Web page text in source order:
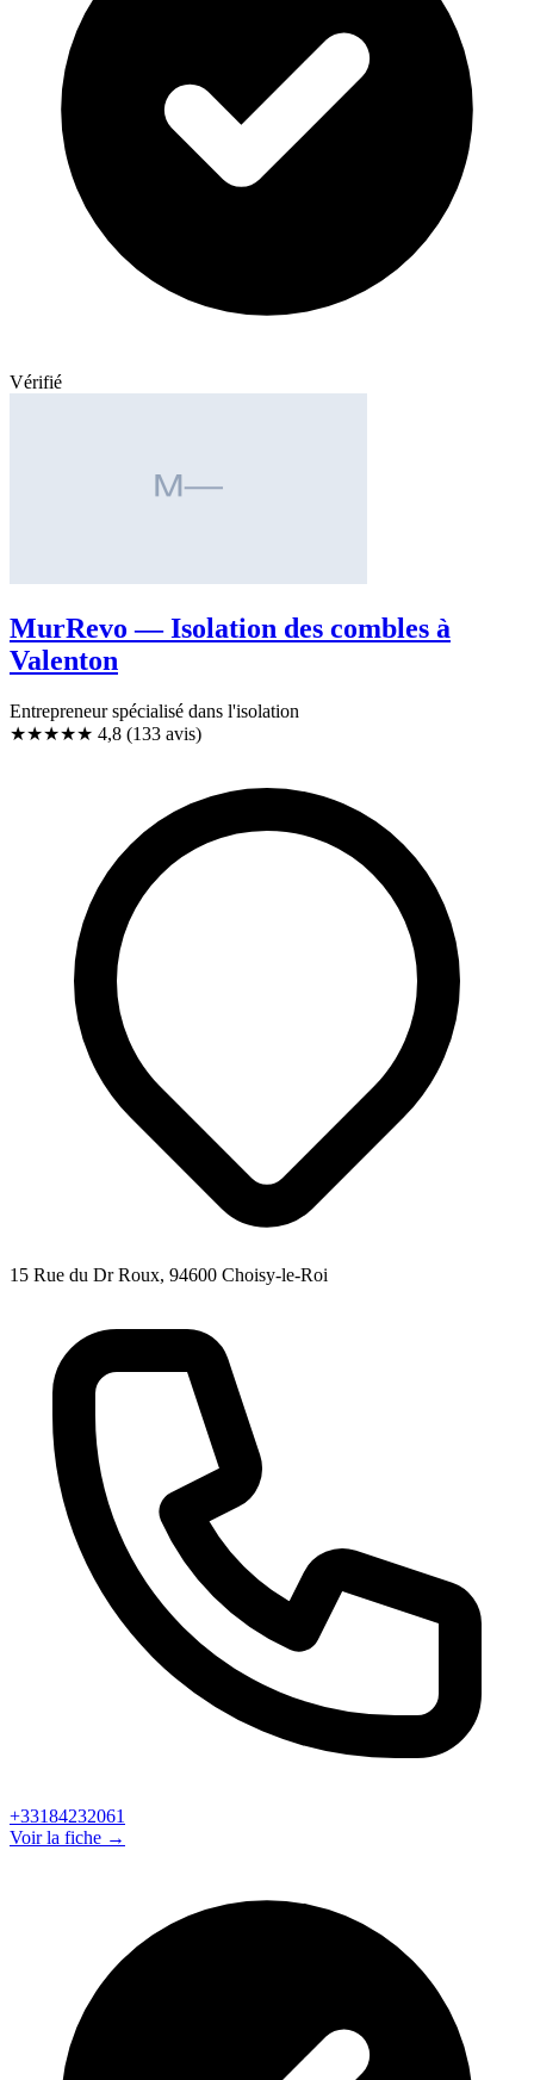
Vérifié
MurRevo — Isolation des combles à
Valenton
Entrepreneur spécialisé dans l'isolation
★★★★★ 4,8 (133 avis)
15 Rue du Dr Roux, 94600 Choisy-le-Roi
+33184232061
Voir la fiche →